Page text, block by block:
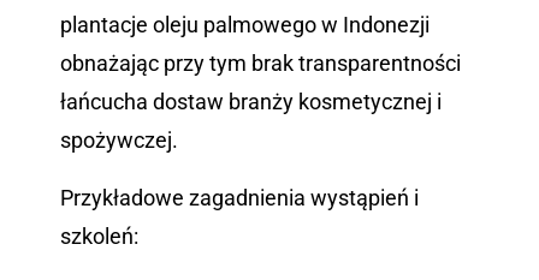
plantacje oleju palmowego w Indonezji
obnażając przy tym brak transparentności
łańcucha dostaw branży kosmetycznej i
spożywczej.
Przykładowe zagadnienia wystąpień i
szkoleń: